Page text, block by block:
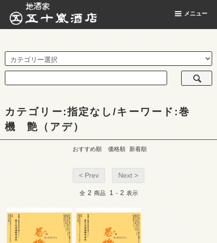
地酒家 五十嵐酒店
メニュー
カテゴリー:指定なし/キーワード:巻
機 艶（アデ）
おすすめ順 価格順 新着順
< Prev Next >
全 2 商品 1 - 2 表示